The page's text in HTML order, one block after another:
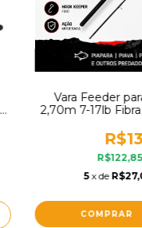
Vara Feeder
2,70m 7-17lb
5 x de
COMPRAR